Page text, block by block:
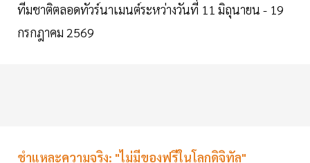
ทีมชาติตลอดทัวร์นาเมนต์ระหว่างวันที่ 11 มิถุนายน - 19
กรกฎาคม 2569
ชำแหละความจริง: "ไม่มีของฟรีในโลกดิจิทัล"